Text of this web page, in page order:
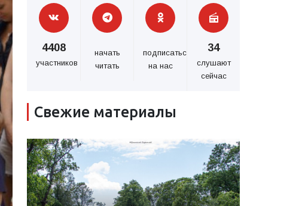
4408
участников
начать
читать
подписаться
на нас
34
слушают
сейчас
Свежие материалы